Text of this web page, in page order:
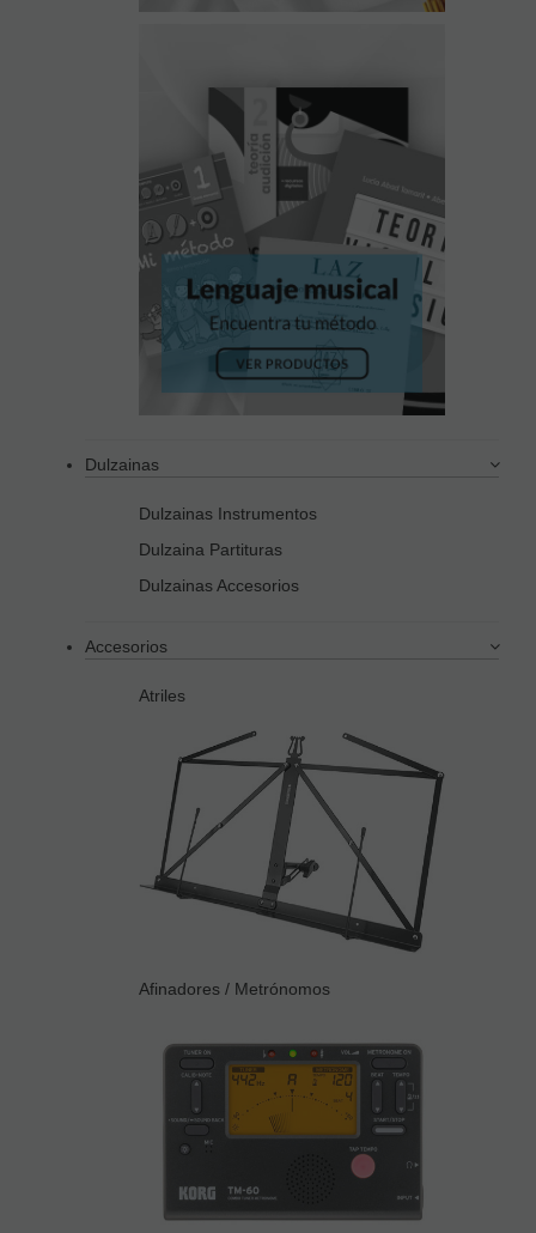
Dulzainas
Dulzainas Instrumentos
Dulzaina Partituras
Dulzainas Accesorios
Accesorios
Atriles
Afinadores / Metrónomos